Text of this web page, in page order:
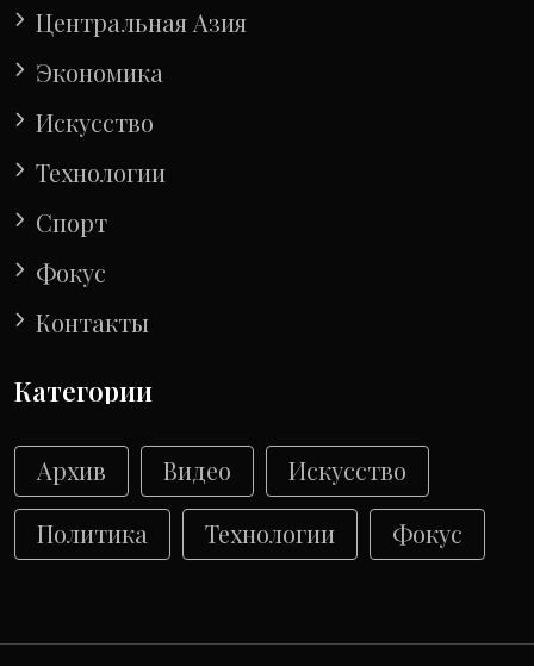
Центральная Азия
Экономика
Искусство
Технологии
Спорт
Фокус
Контакты
Категории
Архив Видео
Искусство
Политика
Технологии Фокус